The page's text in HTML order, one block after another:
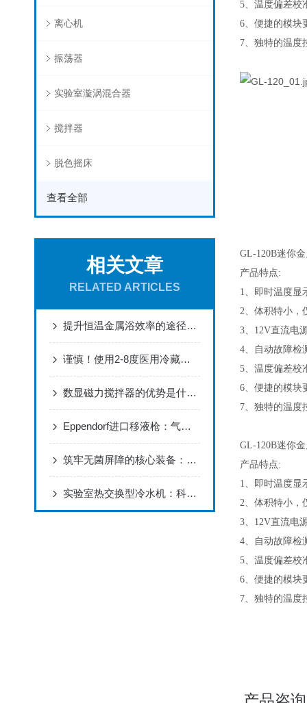
离心机
振荡器
实验室漩涡混合器
搅拌器
脱色摇床
查看全部
相关文章
RELATED ARTICLES
提升恒温金属浴效率的途径有哪些
谨慎！使用2-8度医用冷藏箱需要注意这些
数显磁力搅拌器的优势是什么？
Eppendorf进口移液枪：气垫活塞技术与精准微量移液系统分析
筑牢无菌屏障的核心装备：高温压力蒸汽灭菌器的机理与安全管理
实验室热交换型冷水机：科研与工业的温控守护者
5、温度偏差校
6、便捷的模块
7、独特的温度
GL-120B迷你
产品特点:
1、即时温度显
2、体积特小，
3、 12V直流电
4、自动故障检
5、温度偏差校
6、便捷的模块
7、独特的温度
GL-120B迷你
产品特点:
1、即时温度显
2、体积特小，
3、 12V直流电
4、自动故障检
5、温度偏差校
6、便捷的模块
7、独特的温度